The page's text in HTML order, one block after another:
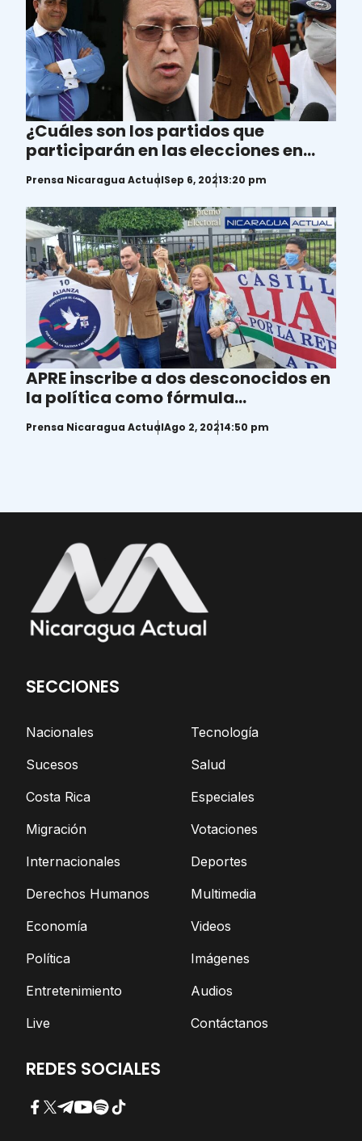
¿Cuáles son los partidos que
participarán en las elecciones en
Nicaragua?
Prensa Nicaragua ActualSep 6, 20213:20 pm
APRE inscribe a dos desconocidos en
la política como fórmula
presidencial ante el CSE
Prensa Nicaragua ActualAgo 2, 20214:50 pm
SECCIONES
Nacionales
Sucesos
Costa Rica
Migración
Internacionales
Derechos Humanos
Economía
Política
Entretenimiento
Live
Tecnología
Salud
Especiales
Votaciones
Deportes
Multimedia
Videos
Imágenes
Audios
Contáctanos
REDES SOCIALES
Facebook
Twitter
Telegram
YouTube
SpotifyTikTok